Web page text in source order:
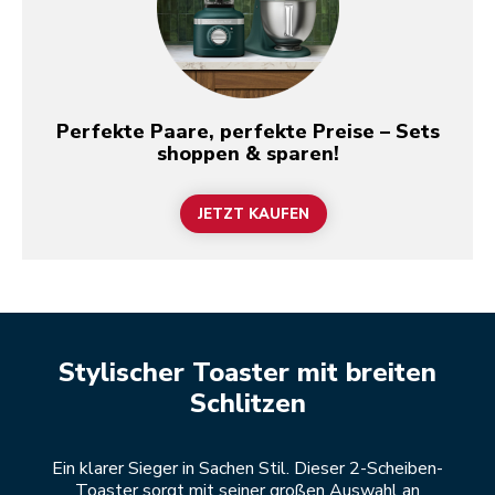
Perfekte Paare, perfekte Preise – Sets
shoppen & sparen!
JETZT KAUFEN
Stylischer Toaster mit breiten
Schlitzen
Ein klarer Sieger in Sachen Stil. Dieser 2-Scheiben-